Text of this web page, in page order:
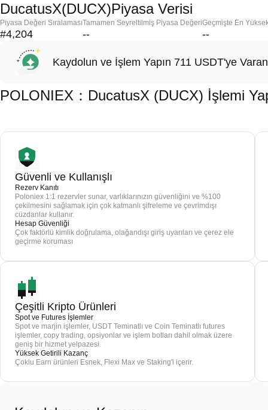
DucatusX(DUCX)Piyasa Verisi
Piyasa Değeri Sıralaması
#4,204
Tamamen Seyreltilmiş Piyasa Değeri
--
Geçmişte En
--
Kaydolun ve İşlem Yapın 711 USDT'ye
POLONIEX：DucatusX (DUCX) İşlemi
Güvenli ve Kullanışlı
Rezerv Kanıtı
Poloniex 1:1 rezervler sunar, varlıklarınızın güvenliğini ve %100
çekilmesini sağlamak için çok katmanlı şifreleme ve çevrimdışı
cüzdanlar kullanır.
Hesap Güvenliği
Çok faktörlü kimlik doğrulama, olağandışı giriş uyarıları ve çerez ele
geçirme koruması
Çeşitli Kripto Ürünleri
Spot ve Futures İşlemler
Spot ve marjin işlemler, USDT Teminatlı ve Coin Teminatlı futures
işlemler, copy trading, opsiyonlar ve işlem botları dahil olmak üzere
geniş bir hizmet yelpazesi.
Yüksek Getirili Kazanç
Çoklu Earn ürünleri Esnek, Flexi Max ve Staking'i içerir.